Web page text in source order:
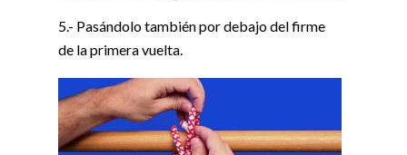
5.- Pasándolo también por debajo del firme
de la primera vuelta.